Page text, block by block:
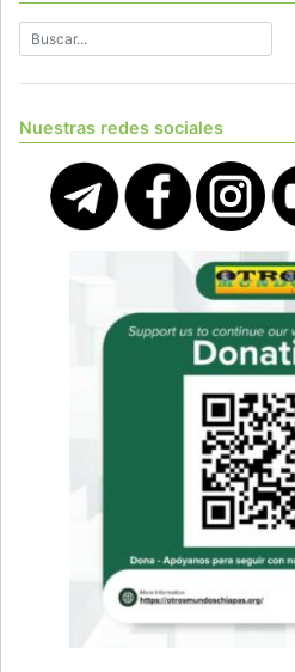
Nuestras redes sociales